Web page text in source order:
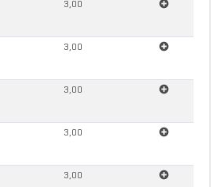
3,00
3,00
3,00
3,00
3,00